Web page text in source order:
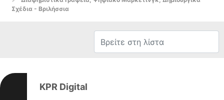
Σχέδια - Βριλήσσια
KPR Digital